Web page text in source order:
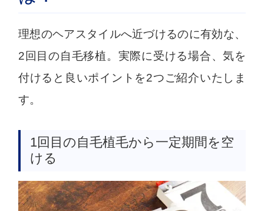
理想のヘアスタイルへ近づけるのに有効な、
2回目の自毛移植。実際に受ける場合、気を
付けると良いポイントを2つご紹介いたしま
す。
1回目の自毛植毛から一定期間を空
ける